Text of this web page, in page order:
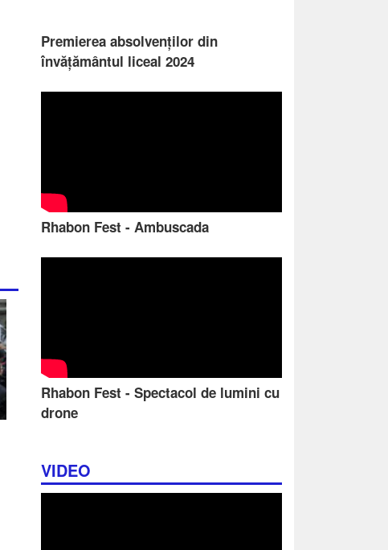
Premierea absolvenților din
învățământul liceal 2024
Rhabon Fest - Ambuscada
Rhabon Fest - Spectacol de lumini cu
drone
VIDEO